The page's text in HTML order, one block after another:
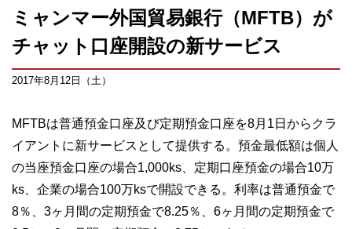
ミャンマー外国貿易銀行（MFTB）が
チャット口座開設の新サービス
2017年8月12日（土）
MFTBは普通預金口座及び定期預金口座を8月1日からクラ
イアントに新サービスとして提供する。預金最低額は個人
の当座預金口座の場合1,000ks、定期口座預金の場合10万
ks、企業の場合100万ksで開設できる。利率は普通預金で
8％、3ヶ月間の定期預金で8.25％、6ヶ月間の定期預金で